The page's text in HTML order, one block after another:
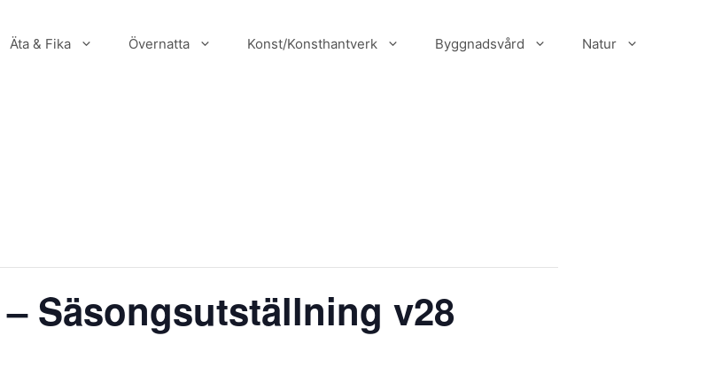
Äta & Fika Övernatta Konst/Konsthantverk Byggnadsvård Natur
Säsongsutställning v28